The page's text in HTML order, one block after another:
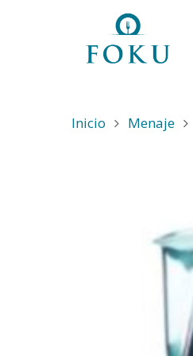
Hit enter
Inicio Menaje